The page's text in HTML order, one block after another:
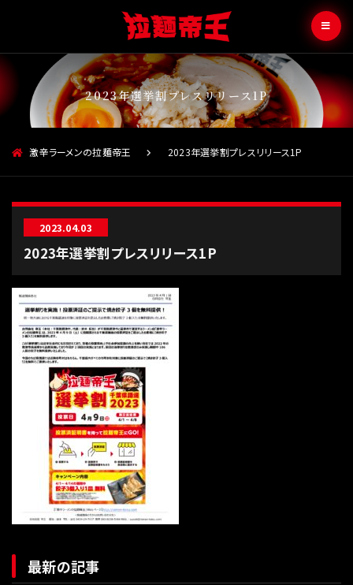
2023年選挙割プレスリリース1P
激辛ラーメンの拉麺帝王 2023年選挙割プレスリリース1P
2023.04.03
2023年選挙割プレスリリース1P
最新の記事